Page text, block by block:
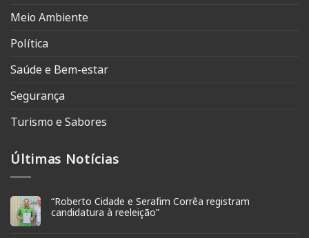
Meio Ambiente
Política
Saúde e Bem-estar
Segurança
Turismo e Sabores
Últimas Notícias
“Roberto Cidade e Serafim Corrêa registram
candidatura à reeleição”